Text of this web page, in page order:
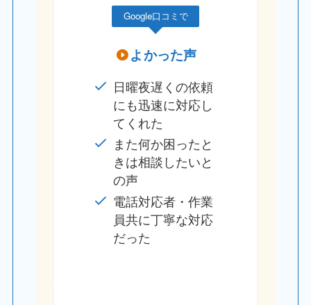
Google口コミで
よかった声
日曜夜遅くの依頼
にも迅速に対応し
てくれた
また何か困ったと
きは相談したいと
の声
電話対応者・作業
員共に丁寧な対応
だった